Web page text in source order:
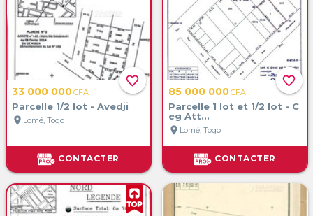
favorite_border
33 000 000CFA
Parcelle 1/2 lot - Avedji
location_on Lomé, Togo
CONTACTER
favorite_border
85 000 000CFA
Parcelle 1 lot et 1/2 lot - C
eg Att...
location_on Lomé, Togo
CONTACTER